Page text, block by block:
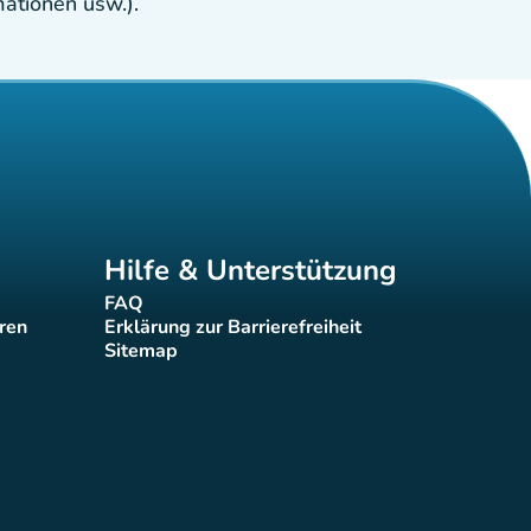
Hilfe & Unterstützung
FAQ(new tab)
Erklärung zur Barrierefreiheit
(new tab)
Sitemap(new tab)